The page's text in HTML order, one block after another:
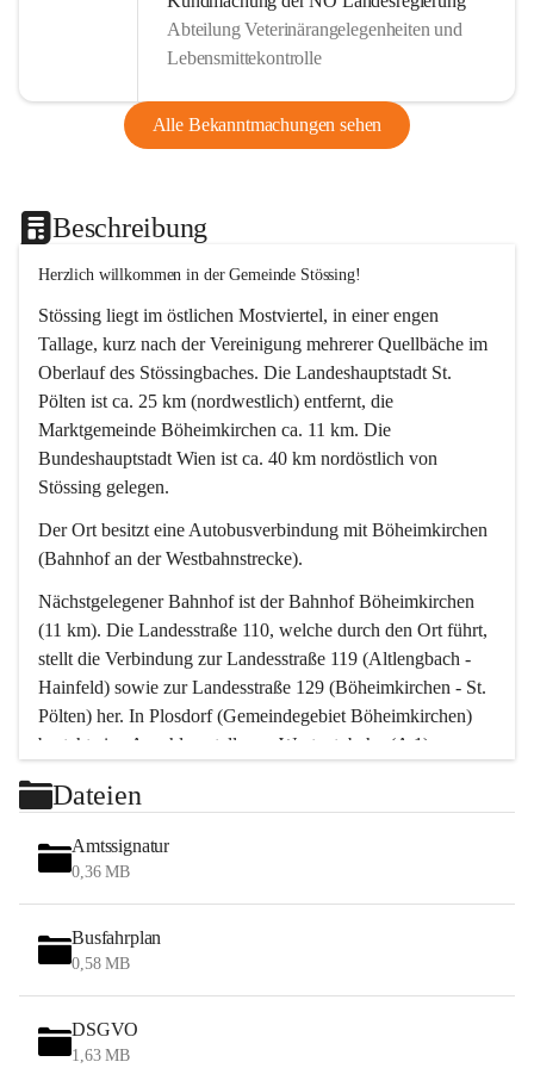
Abteilung Veterinärangelegenheiten und
Lebensmittekontrolle
Alle Bekanntmachungen sehen
Beschreibung
Herzlich willkommen in der Gemeinde Stössing!
Stössing liegt im östlichen Mostviertel, in einer engen
Tallage, kurz nach der Vereinigung mehrerer Quellbäche im
Oberlauf des Stössingbaches. Die Landeshauptstadt St.
Pölten ist ca. 25 km (nordwestlich) entfernt, die
Marktgemeinde Böheimkirchen ca. 11 km. Die
Bundeshauptstadt Wien ist ca. 40 km nordöstlich von
Stössing gelegen.
Der Ort besitzt eine Autobusverbindung mit Böheimkirchen
(Bahnhof an der Westbahnstrecke).
Nächstgelegener Bahnhof ist der Bahnhof Böheimkirchen
(11 km). Die Landesstraße 110, welche durch den Ort führt,
stellt die Verbindung zur Landesstraße 119 (Altlengbach -
Hainfeld) sowie zur Landesstraße 129 (Böheimkirchen - St.
Pölten) her. In Plosdorf (Gemeindegebiet Böheimkirchen)
besteht eine Anschlussstelle zur Westautobahn (A 1).
Wien erreicht man in ca. 45 Minuten.
Stössing zählt noch zum Naherholungsraum Wien sowie
zum Naherholungsraum St. Pölten. Viele Bauernhöfe hatten
„ihre Wiener“. Seit 1960 bauten viele Wiener
Wochenendhäuser im Gemeindegebiet. Wegen des
waldreichen Jagdgebietes haben viele Jagdpächter ihre
Das Wandern ist aus touristischer Sicht die bedeutendste
Tätigkeit. Das hügelige Gebiet mit Wanderwegen durch
Dateien
Amtssignatur
0,36 MB
Busfahrplan
0,58 MB
DSGVO
1,63 MB